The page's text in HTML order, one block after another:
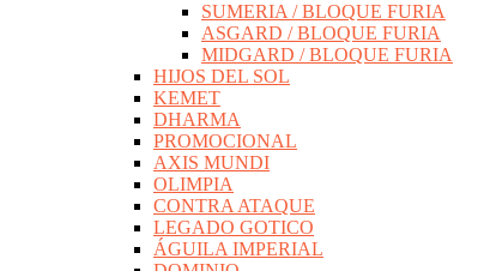
SUMERIA / BLOQUE FURIA
ASGARD / BLOQUE FURIA
MIDGARD / BLOQUE FURIA
HIJOS DEL SOL
KEMET
DHARMA
PROMOCIONAL
AXIS MUNDI
OLIMPIA
CONTRA ATAQUE
LEGADO GOTICO
ÁGUILA IMPERIAL